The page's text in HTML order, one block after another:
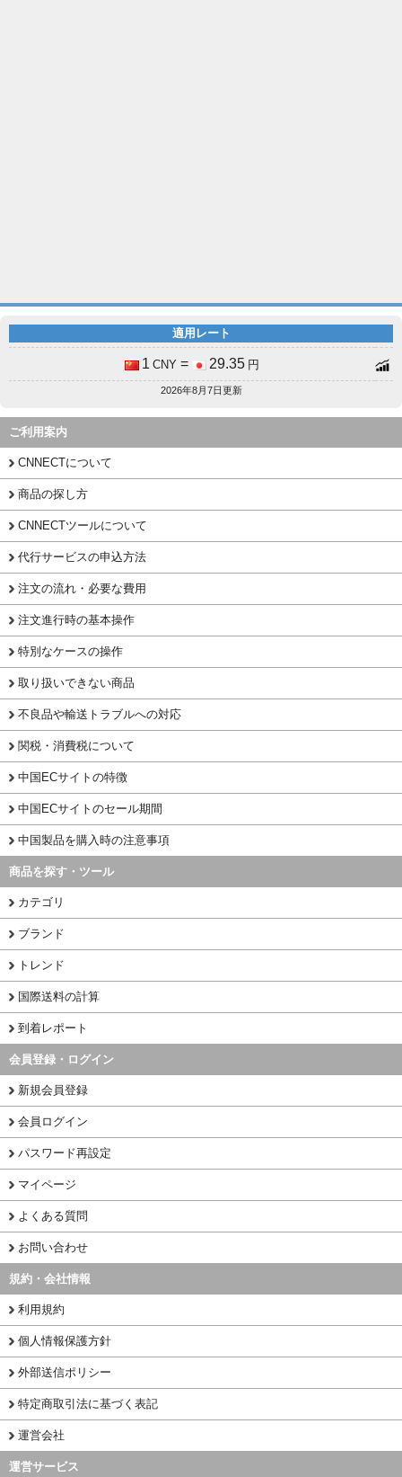
適用レート
1 CNY = 29.35 円
2026年8月7日更新
ご利用案内
CNNECTについて
商品の探し方
CNNECTツールについて
代行サービスの申込方法
注文の流れ・必要な費用
注文進行時の基本操作
特別なケースの操作
取り扱いできない商品
不良品や輸送トラブルへの対応
関税・消費税について
中国ECサイトの特徴
中国ECサイトのセール期間
中国製品を購入時の注意事項
商品を探す・ツール
カテゴリ
ブランド
トレンド
国際送料の計算
到着レポート
会員登録・ログイン
新規会員登録
会員ログイン
パスワード再設定
マイページ
よくある質問
お問い合わせ
規約・会社情報
利用規約
個人情報保護方針
外部送信ポリシー
特定商取引法に基づく表記
運営会社
運営サービス